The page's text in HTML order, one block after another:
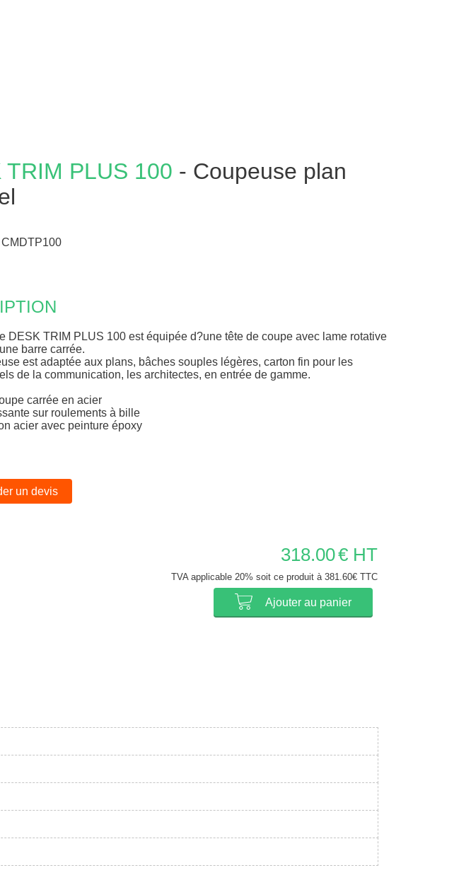
TRIM PLUS 100 - Coupeuse plan
CMDTP100
DESK TRIM PLUS 100 est équipée d?une tête de coupe avec lame rotative
barre carrée.
est adaptée aux plans, bâches souples légères, carton fin pour les
de la communication, les architectes, en entrée de gamme.
carrée en acier
sur roulements à bille
acier avec peinture époxy
un devis
318.00€ HT
TVA applicable 20% soit ce produit à 381.60€ TTC
Ajouter au panier